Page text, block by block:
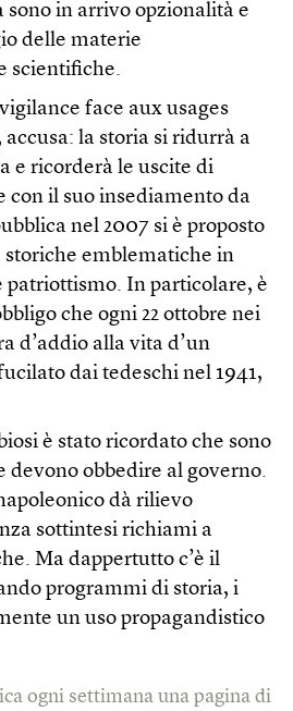
sono in arrivo opzionalità e
delle materie
scientifiche.
face aux usages
la storia si ridurrà a
e ricorderà le uscite di
con il suo insediamento da
nel 2007 si è proposto
emblematiche in
In particolare, è
che ogni 22 ottobre nei
d’addio alla vita d’un
dai tedeschi nel 1941,
è stato ricordato che sono
devono obbedire al governo.
dà rilievo
sottintesi richiami a
Ma dappertutto c’è il
programmi di storia, i
un uso propagandistico
ogni settimana una pagina di